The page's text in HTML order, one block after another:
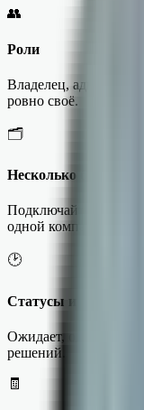
👥
Роли
Владелец,
ровно своё.
🗂
Несколько баз 1С
Подключайте
одной компании.
🕑
Статусы и история
Ожидает, одобрено,
решений.
🧾